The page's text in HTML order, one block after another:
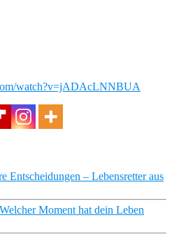
watch?v=jADAcLNNBUA
Entscheidungen – Lebensretter aus
Moment hat dein Leben